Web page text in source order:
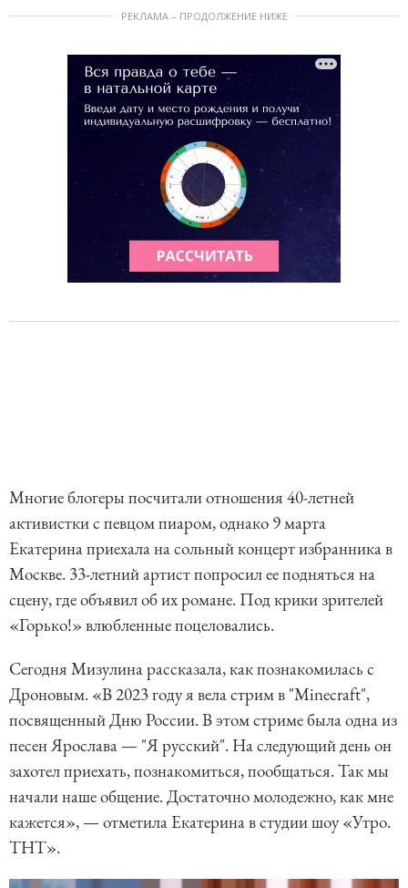
РЕКЛАМА – ПРОДОЛЖЕНИЕ НИЖЕ
Многие блогеры посчитали отношения 40-летней
активистки с певцом пиаром, однако 9 марта
Екатерина приехала на сольный концерт избранника в
Москве. 33-летний артист попросил ее подняться на
сцену, где объявил об их романе. Под крики зрителей
«Горько!» влюбленные поцеловались.
Сегодня Мизулина рассказала, как познакомилась с
Дроновым. «В 2023 году я вела стрим в "Minecraft",
посвященный Дню России. В этом стриме была одна из
песен Ярослава — "Я русский". На следующий день он
захотел приехать, познакомиться, пообщаться. Так мы
начали наше общение. Достаточно молодежно, как мне
кажется», — отметила Екатерина в студии шоу «Утро.
ТНТ».